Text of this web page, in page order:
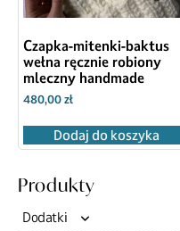
Produkty
Dodatki
Czapka-mitenki-baktus
wełna ręcznie robiony
mleczny handmade
480,00zł
Dodaj do koszyka